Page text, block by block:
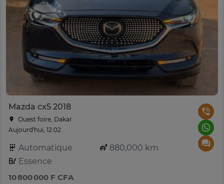
Mazda cx5 2018
Ouest foire, Dakar
Aujourd'hui, 12:02
Automatique
880,000 km
Essence
10 800 000 F CFA